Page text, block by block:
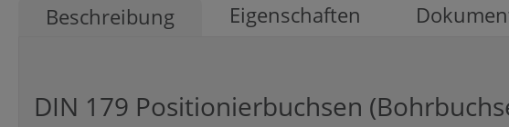
Beschreibung Eigenschaften
DIN 179 Positionierbuchsen